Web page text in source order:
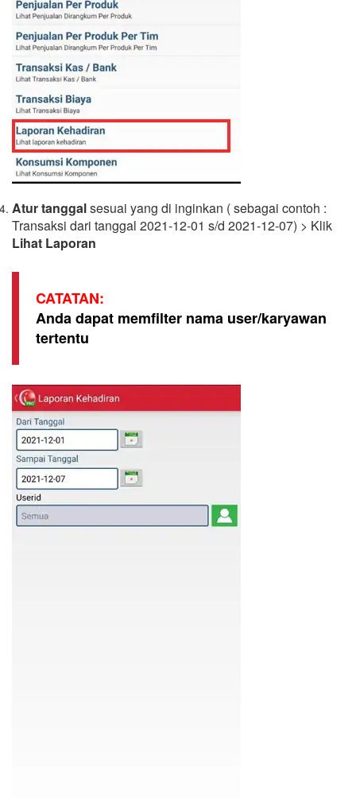
Atur tanggalsesuai yang di inginkan ( sebagai contoh :
Transaksi dari tanggal 2021-12-01 s/d 2021-12-07) > Klik
Lihat Laporan
CATATAN:
Anda dapat memfilter nama user/karyawan
tertentu